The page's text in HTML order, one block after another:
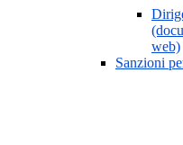
web)
Sanzioni